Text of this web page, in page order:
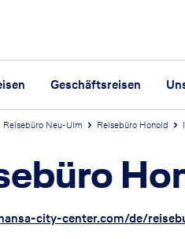
Geschäftsreisen
Reisebüro Neu-Ulm Reisebüro Honold
city-center.com/de/